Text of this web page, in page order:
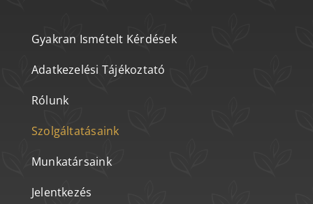
Gyakran Ismételt Kérdések
Adatkezelési Tájékoztató
Rólunk
Szolgáltatásaink
Munkatársaink
Jelentkezés